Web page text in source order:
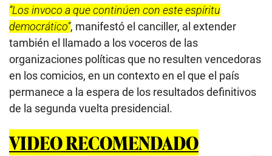
“Los invoco a que continúen con este espíritu
democrático”, manifestó el canciller, al extender
también el llamado a los voceros de las
organizaciones políticas que no resulten vencedoras
en los comicios, en un contexto en el que el país
permanece a la espera de los resultados definitivos
de la segunda vuelta presidencial.
VIDEO RECOMENDADO